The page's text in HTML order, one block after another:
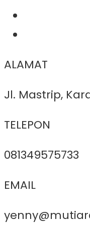
ALAMAT
Jl. Mastrip,
TELEPON
081349575733
EMAIL